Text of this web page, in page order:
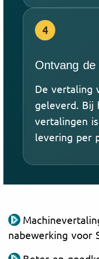
4
Ontvang de
De vertaling
geleverd. Bij
vertalingen
levering per
nabewerking voor